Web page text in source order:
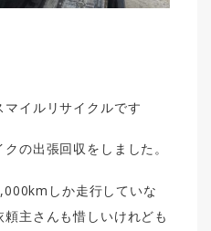
イルリサイクルです
の出張回収をしました。
しか走行していな
主さんも惜しいけれども